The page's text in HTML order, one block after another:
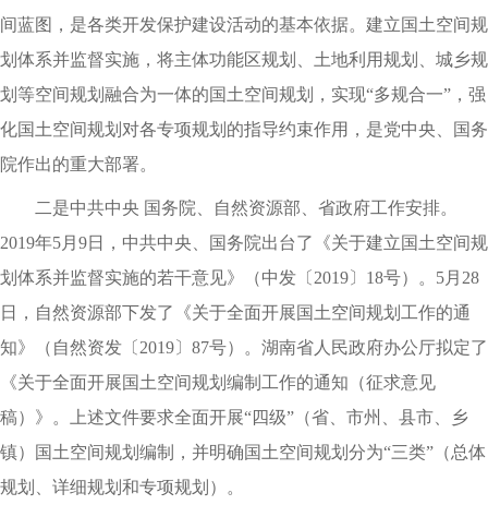
间蓝图 ， 是各类开发保护建设活动的基本依据。 建立国土空间规
划体系并监督实施 ， 将主体功能区规划、土地利用规划、城乡规
划等空间规划融合为一体的国土空间规划
， 实现“多规合一” ， 强
化国土空间规划对各专项规划的指导约束作用 ， 是党中央、国务
院作出的重大部署。
二是中共中央 国务院、自然资源部、省政府工作安排。
2019年5月9日
， 中共中央、国务院出台了《关于建立国土空间规
划体系并监督实施的若干意见》（中发〔2019〕18号）
。 5月28
日
， 自然资源部下发了《关于全面开展国土空间规划工作的通
知》（自然资发〔2019〕87号）
。 湖南省人民政府办公厅拟定了
《关于全面开展国土空间规划编制工作的通知（征求意见
稿）》
。
上述文件要求全面开展“四级”（省、市州、县市、乡
镇）国土空间规划编制
， 并明确国土空间规划分为“三类”（总体
规划、详细规划和专项规划）
。